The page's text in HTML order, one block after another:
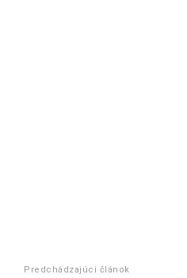
Predchádzajúci článok